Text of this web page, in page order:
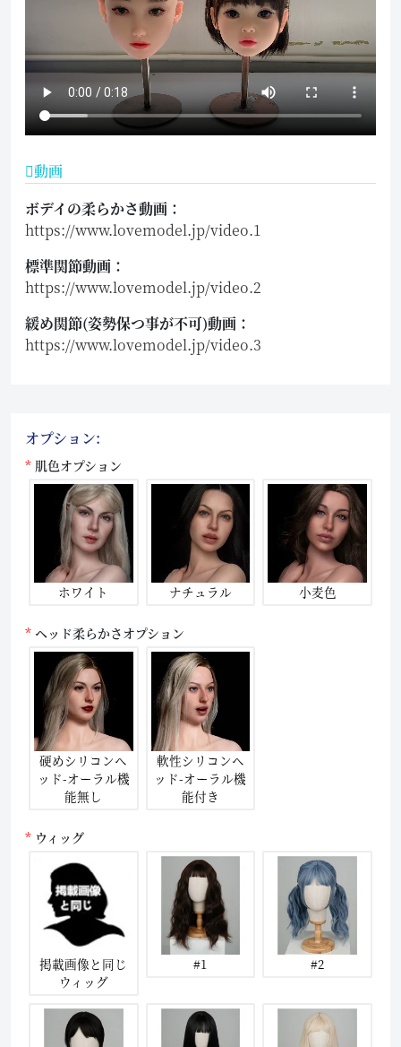
動画
ボデイの柔らかさ動画：
https://www.lovemodel.jp/video.1
標準関節動画：
https://www.lovemodel.jp/video.2
緩め関節(姿勢保つ事が不可)動画：
https://www.lovemodel.jp/video.3
オプション:
肌色オプション
ホワイト ナチュラル 小麦色
ヘッド柔らかさオプション
硬めシリコンヘ
ッド-オーラル機
能無し
軟性シリコンヘ
ッド-オーラル機
能付き
ウィッグ
掲載画像と同じ
ウィッグ
#1 #2